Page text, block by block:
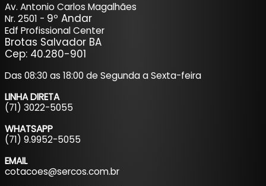
Av. Antonio Carlos Magalhães
Nr. 2501 - 9º Andar
Edf Profissional Center
Brotas Salvador BA
Cep: 40.280-901
Das 08:30 as 18:00 de Segunda a Sexta-feira
LINHA DIRETA
(71) 3022-5055
WHATSAPP
(71) 9.9952-5055
EMAIL
cotacoes@sercos.com.br